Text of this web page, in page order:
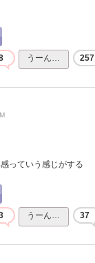
うーん… 257
っていう感じがする
うーん… 37